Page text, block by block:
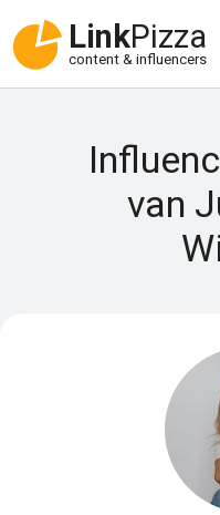
LinkPizza
content & influencers
van